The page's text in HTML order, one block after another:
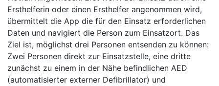
Ersthelferin oder einen Ersthelfer angenommen wird,
übermittelt die App die für den Einsatz erforderlichen
Daten und navigiert die Person zum Einsatzort. Das
Ziel ist, möglichst drei Personen entsenden zu können:
Zwei Personen direkt zur Einsatzstelle, eine dritte
zunächst zu einem in der Nähe befindlichen AED
(automatisierter externer Defibrillator) und